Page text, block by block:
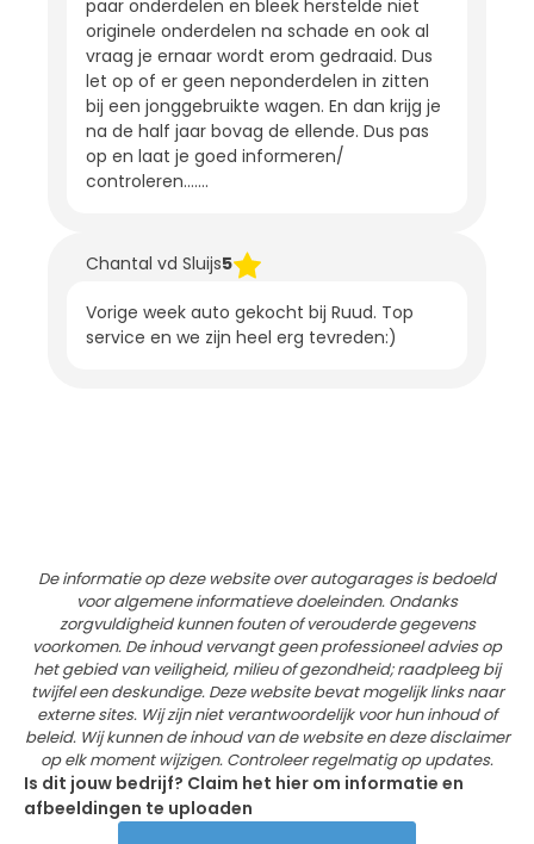
paar onderdelen en bleek herstelde niet
originele onderdelen na schade en ook al
vraag je ernaar wordt erom gedraaid. Dus
let op of er geen neponderdelen in zitten
bij een jonggebruikte wagen. En dan krijg je
na de half jaar bovag de ellende. Dus pas
op en laat je goed informeren/
controleren…….
Chantal vd Sluijs5
Vorige week auto gekocht bij Ruud. Top
service en we zijn heel erg tevreden:)
De informatie op deze website over autogarages is bedoeld
voor algemene informatieve doeleinden. Ondanks
zorgvuldigheid kunnen fouten of verouderde gegevens
voorkomen. De inhoud vervangt geen professioneel advies op
het gebied van veiligheid, milieu of gezondheid; raadpleeg bij
twijfel een deskundige. Deze website bevat mogelijk links naar
externe sites. Wij zijn niet verantwoordelijk voor hun inhoud of
beleid. Wij kunnen de inhoud van de website en deze disclaimer
op elk moment wijzigen. Controleer regelmatig op updates.
Is dit jouw bedrijf? Claim het hier om informatie en
afbeeldingen te uploaden